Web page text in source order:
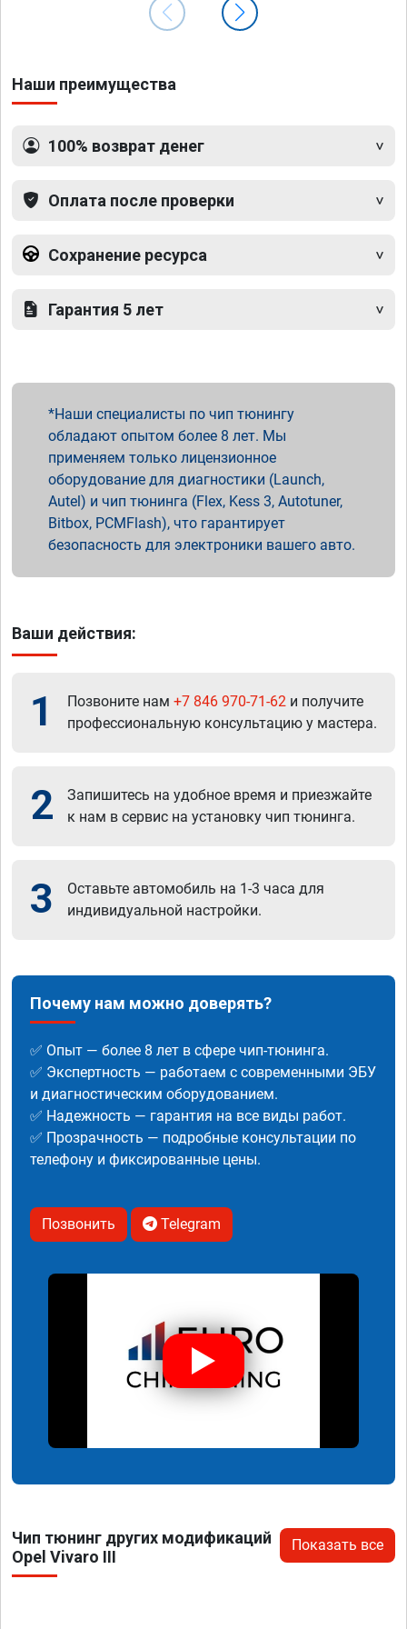
Наши преимущества
100% возврат денег
Оплата после проверки
Сохранение ресурса
Гарантия 5 лет
Наши специалисты по чип тюнингу
обладают опытом более 8 лет. Мы
применяем только лицензионное
оборудование для диагностики (Launch,
Autel) и чип тюнинга (Flex, Kess 3, Autotuner,
Bitbox, PCMFlash), что гарантирует
безопасность для электроники вашего авто.
Ваши действия:
1 Позвоните нам +7 846 970-71-62 и получите
профессиональную консультацию у мастера.
2
Запишитесь на удобное время и приезжайте
к нам в сервис на установку чип тюнинга.
3
Оставьте автомобиль на 1-3 часа для
индивидуальной настройки.
Почему нам можно доверять?
✅ Опыт — более 8 лет в сфере чип-тюнинга.
✅ Экспертность — работаем с современными ЭБУ
и диагностическим оборудованием.
✅ Надежность — гарантия на все виды работ.
✅ Прозрачность — подробные консультации по
телефону и фиксированные цены.
Позвонить Telegram
Чип тюнинг других модификаций
Opel Vivaro III
Показать все